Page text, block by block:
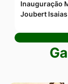
Inauguração
Joubert